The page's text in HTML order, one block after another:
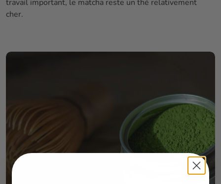
travail important, le matcha reste un thé relativement
cher.